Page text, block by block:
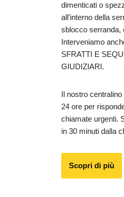
dimenticati o
all’interno della
sblocco serranda,
Interveniamo
SFRATTI E
GIUDIZIARI.
Il nostro
24 ore per
chiamate urgenti.
in 30 minuti dalla
Scopri di più